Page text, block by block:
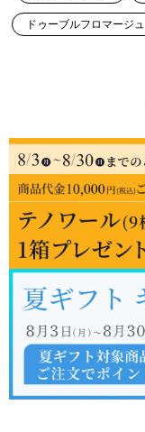
ドゥーブルフロマージュ